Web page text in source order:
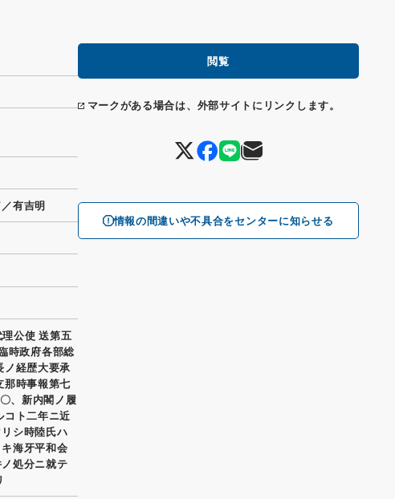
閲覧
マークがある場合は、外部サイトにリンクします。
情報の間違いや不具合をセンターに知らせる
有吉明
公使 送第五
時政府各部総
ノ経歴大要承
那時事報第七
、新内閣ノ履
コト二年ニ近
シ時陸氏ハ
海牙平和会
処分ニ就テ